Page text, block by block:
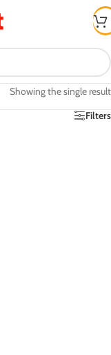
Showing the single result
Filters